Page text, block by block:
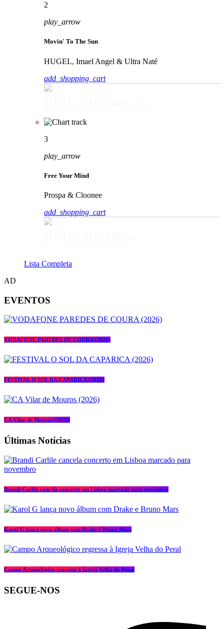
2
play_arrow
Movin' To The Sun
HUGEL, Imael Angel & Ultra Naté
add_shopping_cart
3
play_arrow
Free Your Mind
Prospa & Cloonee
add_shopping_cart
Lista Completa
AD
EVENTOS
VODAFONE PAREDES DE COURA (2026)
FESTIVAL O SOL DA CAPARICA (2026)
CA Vilar de Mouros (2026)
Últimas Notícias
Brandi Carlile cancela concerto em Lisboa marcado para novembro
Karol G lança novo álbum com Drake e Bruno Mars
Campo Arqueológico regressa à Igreja Velha do Peral
SEGUE-NOS